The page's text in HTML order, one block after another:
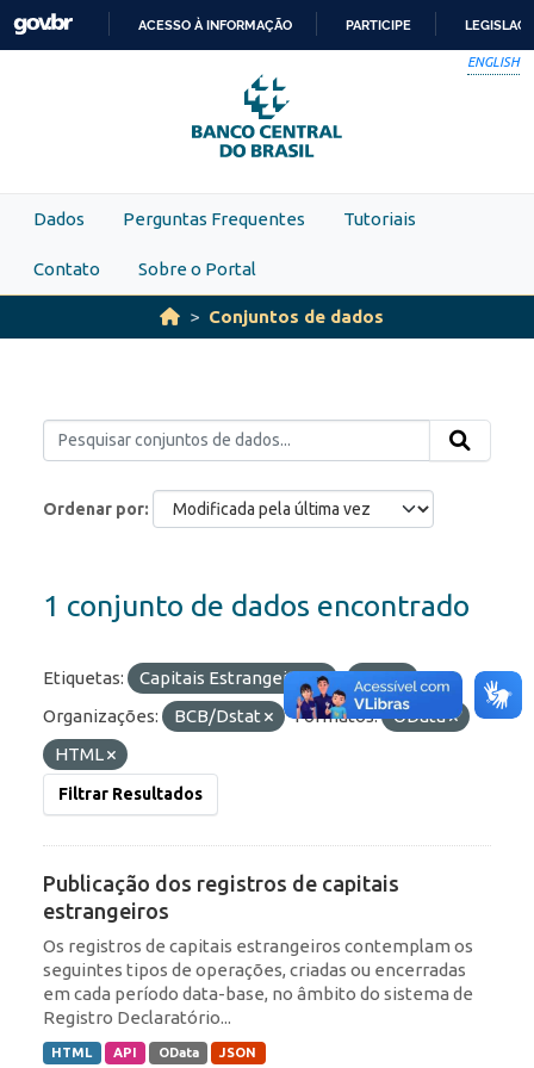
Skip to main content
PARA
O
CONTEÚDO
ACESSO À INFORMAÇÃO PARTICIPE
ENGLISH
Dados Perguntas Frequentes Tutoriais
Contato Sobre o Portal
Conjuntos de dados
Ordenar por
1 conjunto de dados encontrado
Etiquetas: Capitais Estrangeiros
RDE
Organizações:
BCB/Dstat Formatos:
OData
HTML
Filtrar Resultados
Publicação dos registros de capitais
estrangeiros
Os registros de capitais estrangeiros contemplam os
seguintes tipos de operações, criadas ou encerradas
em cada período data-base, no âmbito do sistema de
Registro Declaratório...
HTML API OData JSON